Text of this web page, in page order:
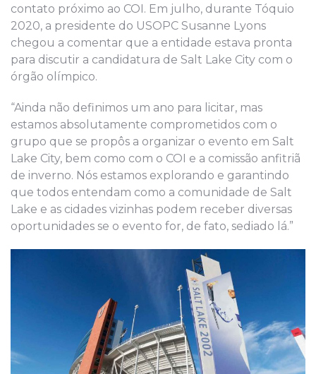
contato próximo ao COI. Em julho, durante Tóquio
2020, a presidente do USOPC Susanne Lyons
chegou a comentar que a entidade estava pronta
para discutir a candidatura de Salt Lake City com o
órgão olímpico.
“Ainda não definimos um ano para licitar, mas
estamos absolutamente comprometidos com o
grupo que se propôs a organizar o evento em Salt
Lake City, bem como com o COI e a comissão anfitriã
de inverno. Nós estamos explorando e garantindo
que todos entendam como a comunidade de Salt
Lake e as cidades vizinhas podem receber diversas
oportunidades se o evento for, de fato, sediado lá.”